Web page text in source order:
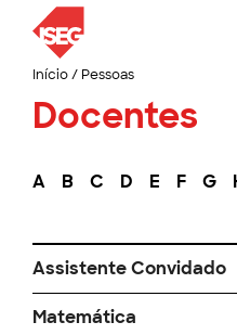
Início/ Pessoas
Docentes
A B C D E F G
Assistente Convidado
Matemática